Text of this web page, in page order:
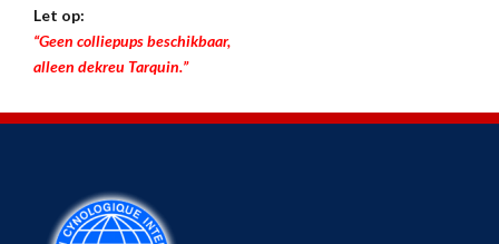
Let op:
“Geen colliepups beschikbaar,
alleen dekreu Tarquin.”